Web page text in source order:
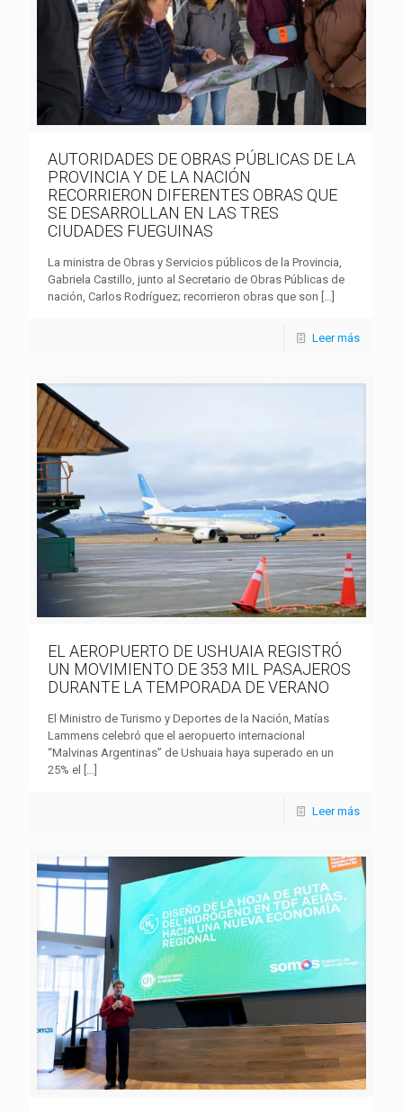
AUTORIDADES DE OBRAS PÚBLICAS DE LA
PROVINCIA Y DE LA NACIÓN
RECORRIERON DIFERENTES OBRAS QUE
SE DESARROLLAN EN LAS TRES
CIUDADES FUEGUINAS
La ministra de Obras y Servicios públicos de la Provincia,
Gabriela Castillo, junto al Secretario de Obras Públicas de
nación, Carlos Rodríguez; recorrieron obras que son […]
Leer más
EL AEROPUERTO DE USHUAIA REGISTRÓ
UN MOVIMIENTO DE 353 MIL PASAJEROS
DURANTE LA TEMPORADA DE VERANO
El Ministro de Turismo y Deportes de la Nación, Matías
Lammens celebró que el aeropuerto internacional
“Malvinas Argentinas” de Ushuaia haya superado en un
25% el […]
Leer más